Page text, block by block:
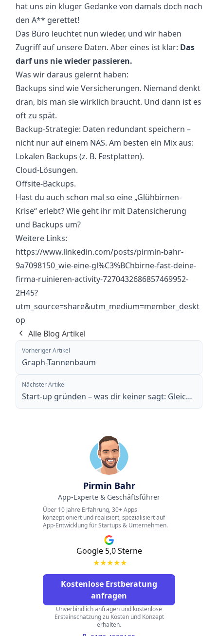
hat uns ein kluger Gedanke von damals doch noch
den A** gerettet!
Das Büro leuchtet nun wieder, und wir haben
Zugriff auf unsere Daten. Aber eines ist klar: Das
darf uns nie wieder passieren.
Was wir daraus gelernt haben:
Backups sind wie Versicherungen. Niemand denkt
dran, bis man sie wirklich braucht. Und dann ist es
oft zu spät.
Backup-Strategie: Daten redundant speichern –
nicht nur auf einem NAS. Am besten ein Mix aus:
Lokalen Backups (z. B. Festplatten).
Cloud-Lösungen.
Offsite-Backups.
Hast du auch schon mal so eine „Glühbirnen-
Krise“ erlebt? Wie geht ihr mit Datensicherung
und Backups um?
Weitere Links:
https://www.linkedin.com/posts/pirmin-bahr-
9a7098150_wie-eine-gl%C3%BChbirne-fast-deine-
firma-ruinieren-activity-7270432686857469952-
2H45?
utm_source=share&utm_medium=member_deskt
op
Alle Blog Artikel
Vorheriger Artikel
Graph-Tannenbaum
Nächster Artikel
Start-up gründen – was dir keiner sagt: Gleich GmbH, oder…
Pirmin Bahr
App-Experte & Geschäftsführer
Über 10 Jahre Erfahrung, 30+ Apps
konzeptioniert und realisiert, spezialisiert auf
App-Entwicklung für Startups & Unternehmen.
Google 5,0 Sterne
★★★★★
Kostenlose Erstberatung
anfragen
Unverbindlich anfragen und kostenlose
Ersteinschätzung zu Kosten und Konzept
erhalten.